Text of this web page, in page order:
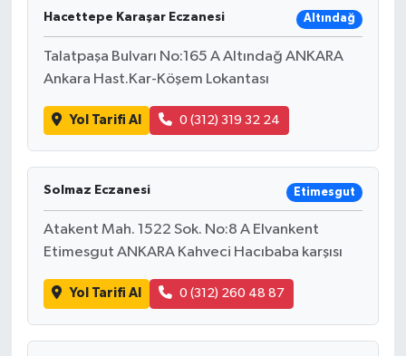
Hacettepe Karaşar Eczanesi Altındağ
Talatpaşa Bulvarı No:165 A Altındağ ANKARA
Ankara Hast.Kar-Köşem Lokantası
Yol Tarifi Al 0 (312) 319 32 24
Solmaz Eczanesi Etimesgut
Atakent Mah. 1522 Sok. No:8 A Elvankent
Etimesgut ANKARA Kahveci Hacıbaba karşısı
Yol Tarifi Al 0 (312) 260 48 87